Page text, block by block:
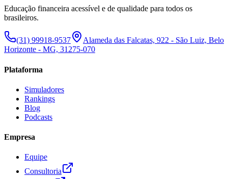
Educação financeira acessível e de qualidade para todos os
brasileiros.
(31) 99918-9537
Alameda das Falcatas, 922 - São Luiz, Belo
Horizonte - MG, 31275-070
Plataforma
Simuladores
Rankings
Blog
Podcasts
Empresa
Equipe
Consultoria